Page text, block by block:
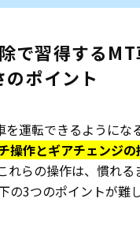
で習得するMT
ポイント
を運転できるようにな
操作とギアチェンジ
れらの操作は、慣れる
の3つのポイントが難